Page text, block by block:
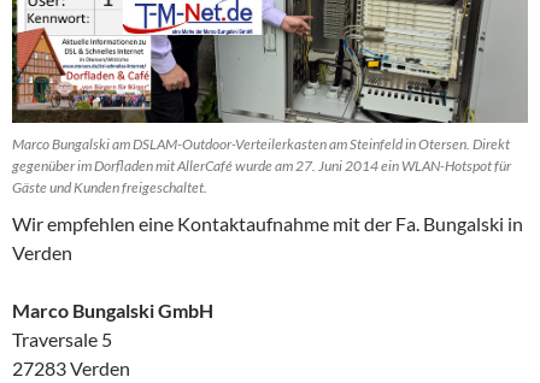
Marco Bungalski am DSLAM-Outdoor-Verteilerkasten am Steinfeld in Otersen. Direkt
gegenüber im Dorfladen mit AllerCafé wurde am 27. Juni 2014 ein WLAN-Hotspot für
Gäste und Kunden freigeschaltet.
Wir empfehlen eine Kontaktaufnahme mit der Fa. Bungalski in
Verden
Marco Bungalski GmbH
Traversale 5
27283 Verden